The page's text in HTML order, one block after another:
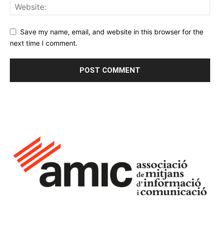
Save my name, email, and website in this browser for the
next time I comment.